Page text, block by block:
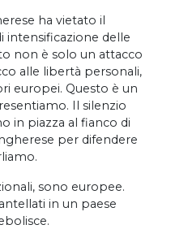
ha vietato il
intensificazione delle
non è solo un attacco
alle libertà personali,
europei. Questo è un
Il silenzio
in piazza al fianco di
per difendere
sono europee.
in un paese